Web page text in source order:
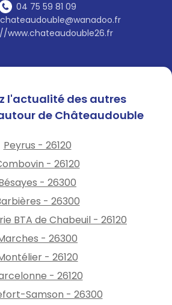
04 75 59 81 09
www.chateaudouble26.fr
l'actualité des autres
de Châteaudouble
Peyrus - 26120
- 26120
- 26300
- 26300
BTA de Chabeuil - 26120
- 26300
- 26120
- 26120
Samson - 26300